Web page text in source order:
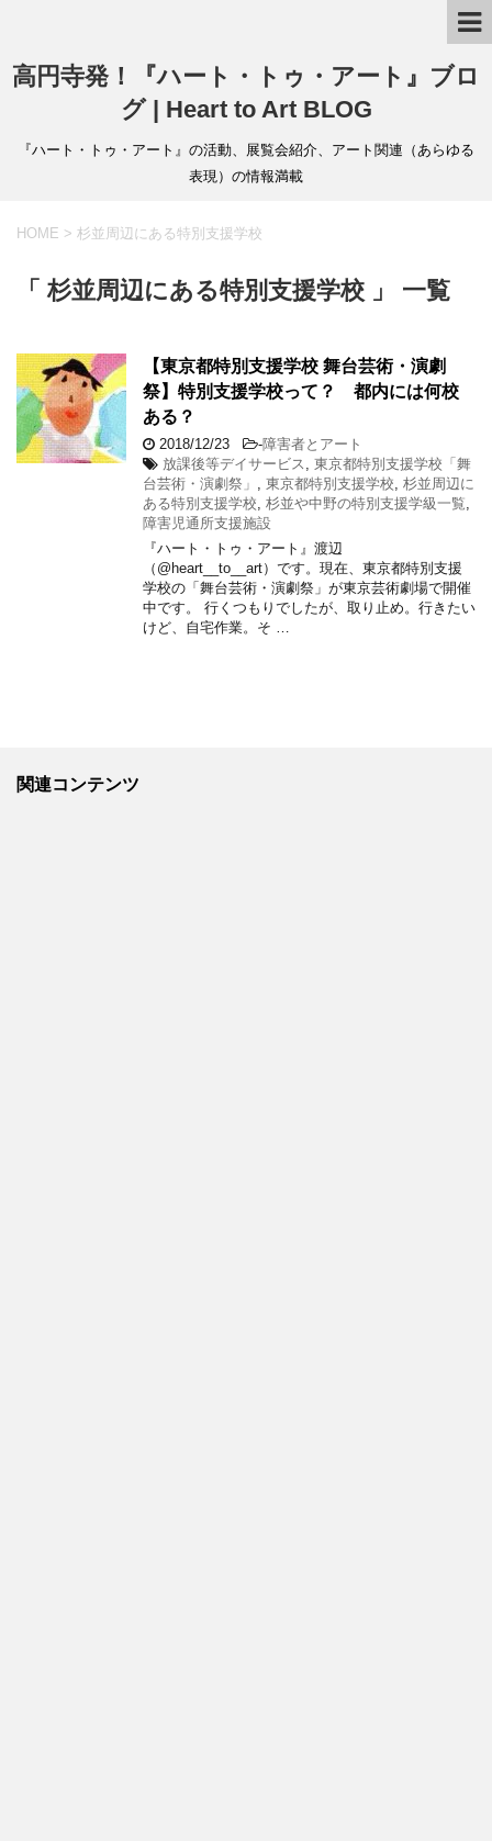
高円寺発！『ハート・トゥ・アート』ブロ
グ | Heart to Art BLOG
『ハート・トゥ・アート』の活動、展覧会紹介、アート関連（あらゆる
表現）の情報満載
HOME > 杉並周辺にある特別支援学校
「 杉並周辺にある特別支援学校 」 一覧
【東京都特別支援学校 舞台芸術・演劇
祭】特別支援学校って？ 都内には何校
ある？
2018/12/23 -障害者とアート
放課後等デイサービス
東京都特別支援学校「舞
台芸術・演劇祭」
東京都特別支援学校 杉並周辺に
ある特別支援学校 杉並や中野の特別支援学級一覧
障害児通所支援施設
『ハート・トゥ・アート』渡辺
（@heart__to__art）です。現在、東京都特別支援
学校の「舞台芸術・演劇祭」が東京芸術劇場で開催
中です。 行くつもりでしたが、取り止め。行きたい
けど、自宅作業。そ …
関連コンテンツ